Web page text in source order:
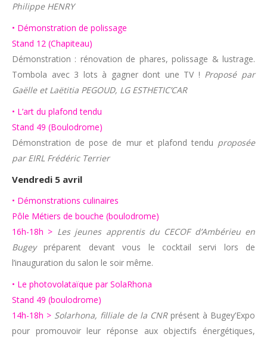
Philippe HENRY
• Démonstration de polissage
Stand 12 (Chapiteau)
Démonstration : rénovation de phares, polissage & lustrage.
Tombola avec 3 lots à gagner dont une TV ! Proposé par
Gaëlle et Laëtitia PEGOUD, LG ESTHETIC’CAR
• L’art du plafond tendu
Stand 49 (Boulodrome)
Démonstration de pose de mur et plafond tendu proposée
par EIRL Frédéric Terrier
Vendredi 5 avril
• Démonstrations culinaires
Pôle Métiers de bouche (boulodrome)
16h-18h > Les jeunes apprentis du CECOF d’Ambérieu en
Bugeypréparent devant vous le cocktail servi lors de
l’inauguration du salon le soir même.
• Le photovolataïque par SolaRhona
Stand 49 (boulodrome)
14h-18h > Solarhona, filliale de la CNRprésent à Bugey’Expo
pour promouvoir leur réponse aux objectifs énergétiques,